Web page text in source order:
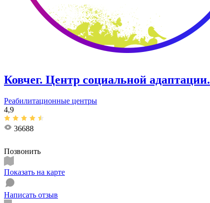
Ковчег. Центр социальной адаптации.
Реабилитационные центры
4,9
36688
Позвонить
Показать на карте
Написать отзыв